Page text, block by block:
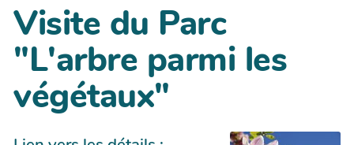
Visite du Parc
"L'arbre parmi les
végétaux"